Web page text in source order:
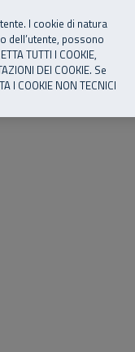
Supporto
I cookie di natura
dell’utente, possono
TUTTI I COOKIE,
DEI COOKIE. Se
COOKIE NON TECNICI